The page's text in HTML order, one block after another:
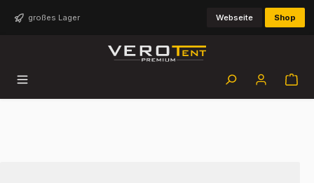
Zum Hauptinhalt springen
großes Lager Webseite Shop